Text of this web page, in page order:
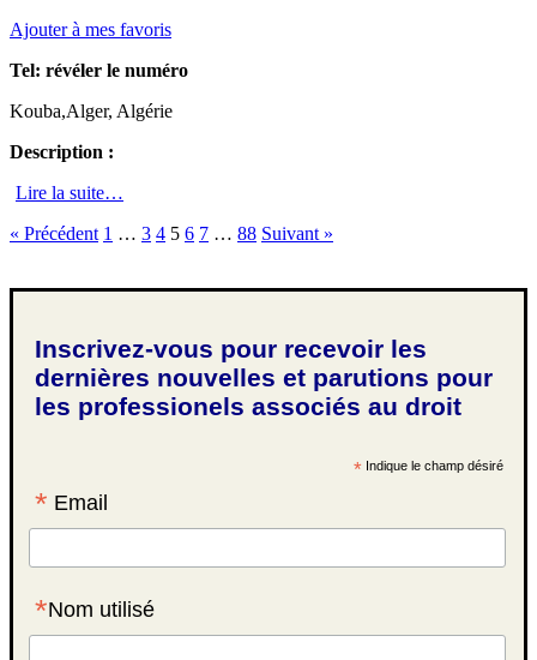
Ajouter à mes favoris
Tel: révéler le numéro
Kouba,Alger, Algérie
Description :
Lire la suite…
« Précédent 1 … 3 4 5 6 7 … 88 Suivant »
Inscrivez-vous pour recevoir les
dernières nouvelles et parutions pour
les professionels associés au droit
* Indique le champ désiré
* Email
*Nom utilisé